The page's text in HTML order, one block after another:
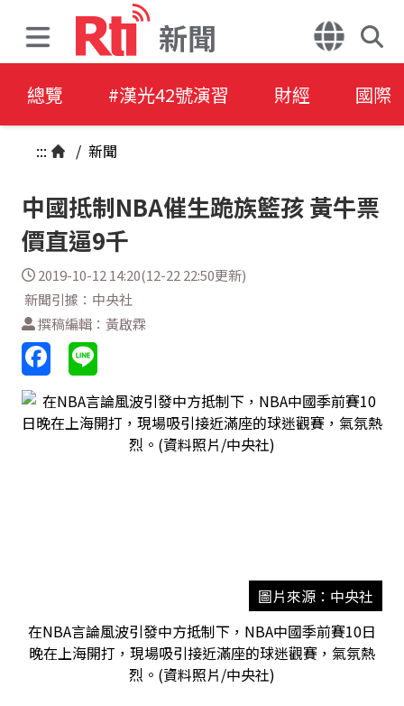
新聞
總覽 #漢光42號演習 財經 國際
::: / 新聞
中國抵制NBA催生跪族籃孩 黃牛票
價直逼9千
2019-10-12 14:20(12-22 22:50更新)
新聞引據：中央社
撰稿編輯：黃啟霖
圖片來源：中央社
在NBA言論風波引發中方抵制下，NBA中國季前賽10日
晚在上海開打，現場吸引接近滿座的球迷觀賽，氣氛熱
烈。(資料照片/中央社)